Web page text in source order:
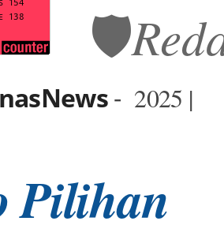
🛡️
- 2025 |
Pilihan